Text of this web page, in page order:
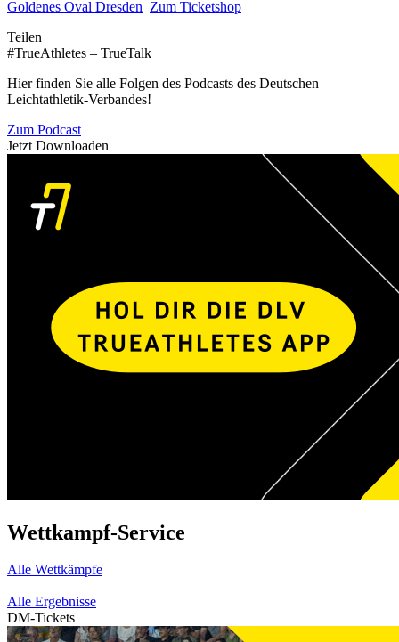
Goldenes Oval Dresden Zum Ticketshop
Teilen
#TrueAthletes – TrueTalk
Hier finden Sie alle Folgen des Podcasts des Deutschen
Leichtathletik-Verbandes!
Zum Podcast
Jetzt Downloaden
Wettkampf-Service
Alle Wettkämpfe
Alle Ergebnisse
DM-Tickets